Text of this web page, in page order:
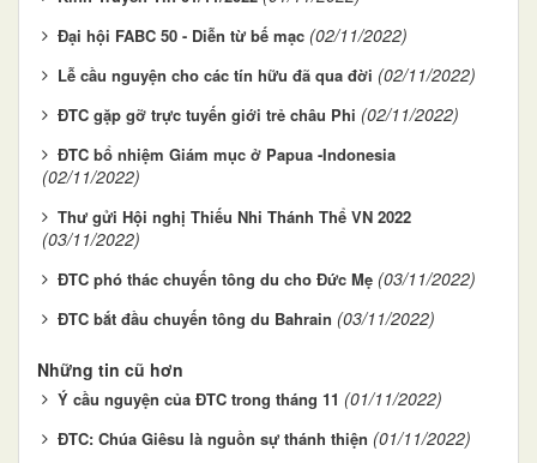
Đại hội FABC 50 - Diễn từ bế mạc (02/11/2022)
Lễ cầu nguyện cho các tín hữu đã qua đời (02/11/2022)
ĐTC gặp gỡ trực tuyến giới trẻ châu Phi (02/11/2022)
ĐTC bổ nhiệm Giám mục ở Papua -Indonesia
(02/11/2022)
Thư gửi Hội nghị Thiếu Nhi Thánh Thể VN 2022
(03/11/2022)
ĐTC phó thác chuyến tông du cho Đức Mẹ (03/11/2022)
ĐTC bắt đầu chuyến tông du Bahrain (03/11/2022)
Những tin cũ hơn
Ý cầu nguyện của ĐTC trong tháng 11 (01/11/2022)
ĐTC: Chúa Giêsu là nguồn sự thánh thiện (01/11/2022)